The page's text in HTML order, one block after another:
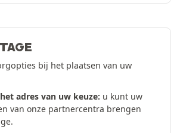
bij het plaatsen van uw
adres van uw keuze: u kunt uw
van onze partnercentra brengen